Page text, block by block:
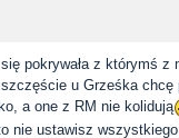
pokrywała z którymś z
u Grześka chcę
a one z RM nie kolidują
nie ustawisz